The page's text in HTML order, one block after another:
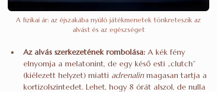
A fizikai ár: az éjszakába nyúló játékmenetek tönkreteszik az
alvást és az egészséget
Az alvás szerkezetének rombolása: A kék fény
elnyomja a melatonint, de egy késő esti „clutch”
(kiélezett helyzet) miatti adrenalinmagasan tartja a
kortizolszintedet. Lehet, hogy 8 órát alszol, de nulla